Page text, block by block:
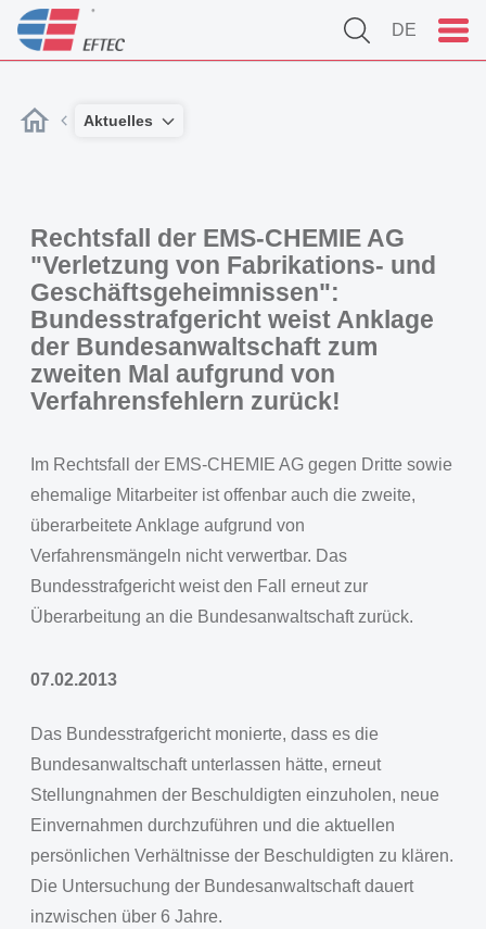
DE
Aktuelles
Rechtsfall der EMS-CHEMIE AG
"Verletzung von Fabrikations- und
Geschäftsgeheimnissen":
Bundesstrafgericht weist Anklage
der Bundesanwaltschaft zum
zweiten Mal aufgrund von
Verfahrensfehlern zurück!
Im Rechtsfall der EMS-CHEMIE AG gegen Dritte sowie
ehemalige Mitarbeiter ist offenbar auch die zweite,
überarbeitete Anklage aufgrund von
Verfahrensmängeln nicht verwertbar. Das
Bundesstrafgericht weist den Fall erneut zur
Überarbeitung an die Bundesanwaltschaft zurück.
07.02.2013
Das Bundesstrafgericht monierte, dass es die
Bundesanwaltschaft unterlassen hätte, erneut
Stellungnahmen der Beschuldigten einzuholen, neue
Einvernahmen durchzuführen und die aktuellen
persönlichen Verhältnisse der Beschuldigten zu klären.
Die Untersuchung der Bundesanwaltschaft dauert
inzwischen über 6 Jahre.